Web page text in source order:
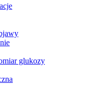
glukozy